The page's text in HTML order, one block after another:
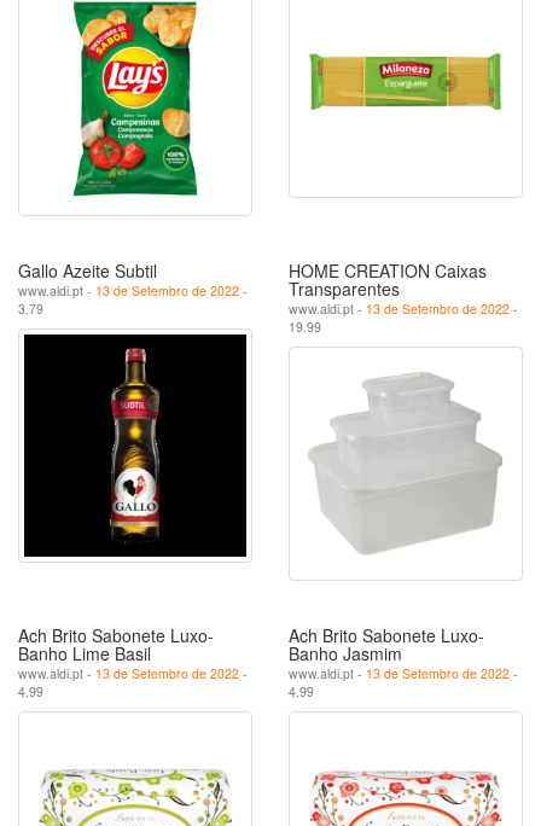
Gallo Azeite Subtil
www.aldi.pt - 13 de Setembro de 2022 -
3.79
HOME CREATION Caixas
Transparentes
www.aldi.pt - 13 de Setembro de 2022 -
19.99
Ach Brito Sabonete Luxo-
Banho Lime Basil
www.aldi.pt - 13 de Setembro de 2022 -
4.99
Ach Brito Sabonete Luxo-
Banho Jasmim
www.aldi.pt - 13 de Setembro de 2022 -
4.99